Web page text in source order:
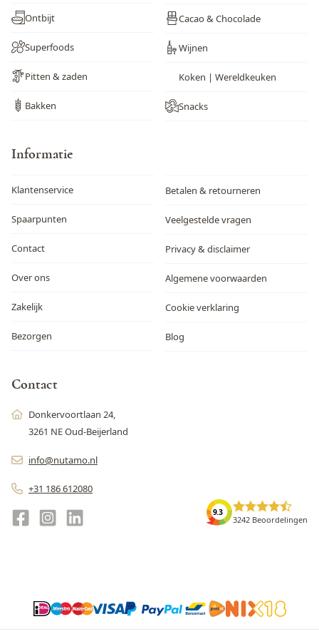
Ontbijt
Superfoods
Pitten & zaden
Bakken
Cacao & Chocolade
Wijnen
Koken | Wereldkeuken
Snacks
Informatie
Klantenservice
Spaarpunten
Contact
Over ons
Zakelijk
Bezorgen
Betalen & retourneren
Veelgestelde vragen
Privacy & disclaimer
Algemene voorwaarden
Cookie verklaring
Blog
Contact
Donkervoortlaan 24,
3261 NE Oud-Beijerland
info@nutamo.nl
+31 186 612080
9.3
3242 Beoordelingen